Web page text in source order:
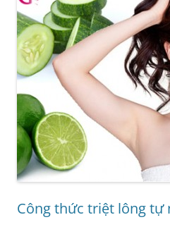
Công thức triệt lông tự